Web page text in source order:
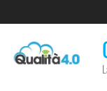
al
contenuto